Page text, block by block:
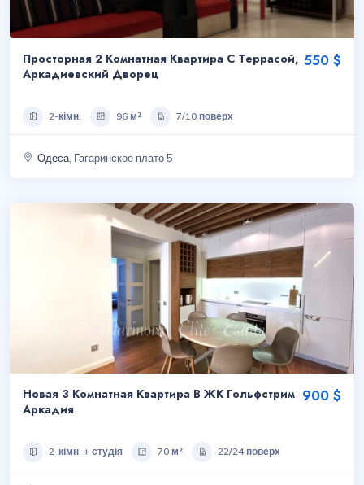
Просторная 2 Комнатная Квартира С Террасой,
Аркадиевский Дворец
550 $
2-кімн. 96 м² 7/10 поверх
Одеса , Гагаринское плато 5
Новая 3 Комнатная Квартира В ЖК Гольфстрим
Аркадия
900 $
2-кімн. + студія 70 м² 22/24 поверх